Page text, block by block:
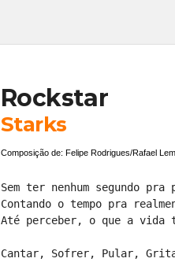
Rockstar
Starks
Composição de: Felipe Rodrigues/Rafael
Sem ter nenhum segundo
Contando o tempo pra
Até perceber, o que a vida
Cantar, Sofrer, Pular,